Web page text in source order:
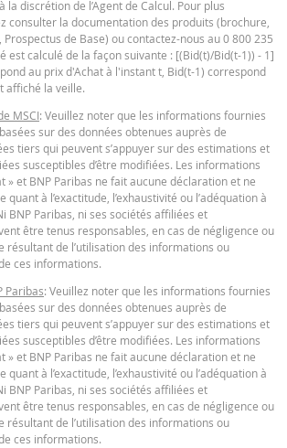
la discrétion de l’Agent de Calcul. Pour plus
consulter la documentation des produits (brochure,
de Base) ou contactez-nous au 0 800 235
est calculé de la façon suivante : [(Bid(t)/Bid(t-1)) - 1]
au prix d'Achat à l'instant t, Bid(t-1) correspond
affiché la veille.
MSCI: Veuillez noter que les informations fournies
sur des données obtenues auprès de
tiers qui peuvent s’appuyer sur des estimations et
susceptibles d’être modifiées. Les informations
» et BNP Paribas ne fait aucune déclaration et ne
à l’exactitude, l’exhaustivité ou l’adéquation à
BNP Paribas, ni ses sociétés affiliées et
être tenus responsables, en cas de négligence ou
résultant de l’utilisation des informations ou
ces informations.
Paribas: Veuillez noter que les informations fournies
sur des données obtenues auprès de
tiers qui peuvent s’appuyer sur des estimations et
susceptibles d’être modifiées. Les informations
» et BNP Paribas ne fait aucune déclaration et ne
à l’exactitude, l’exhaustivité ou l’adéquation à
BNP Paribas, ni ses sociétés affiliées et
être tenus responsables, en cas de négligence ou
résultant de l’utilisation des informations ou
ces informations.